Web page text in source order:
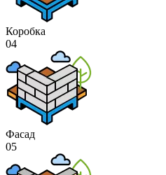
Коробка
04
Фасад
05